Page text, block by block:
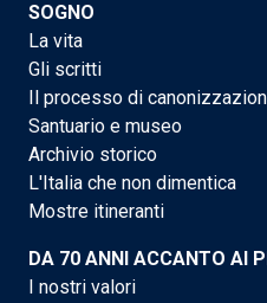
SOGNO
La vita
Gli scritti
Il processo di
Santuario e museo
Archivio storico
L'Italia che non dimentica
Mostre itineranti
DA 70 ANNI ACCANTO AI
I nostri valori